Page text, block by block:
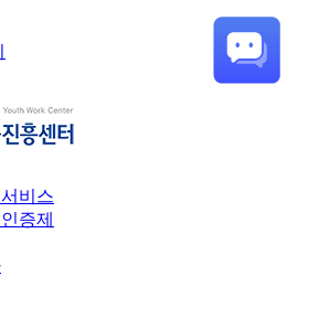
비스
증제